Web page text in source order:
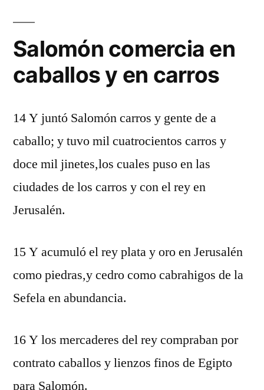
Salomón comercia en
caballos y en carros
14 Y juntó Salomón carros y gente de a
caballo; y tuvo mil cuatrocientos carros y
doce mil jinetes,los cuales puso en las
ciudades de los carros y con el rey en
Jerusalén.
15 Y acumuló el rey plata y oro en Jerusalén
como piedras,y cedro como cabrahigos de la
Sefela en abundancia.
16 Y los mercaderes del rey compraban por
contrato caballos y lienzos finos de Egipto
para Salomón.